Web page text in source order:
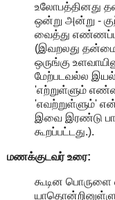
உலோபத்தினது
ஒன்று அன்று -
வைத்து
(இவறலது
ஒருங்கு
மேற்படவல்ல
'எற்றுள்ளும்
'எவற்றுள்ளும்'
இவை இரண்டு
கூறப்பட்டது.).
மணக்குடவர் உரை:
கூடின பொருளை